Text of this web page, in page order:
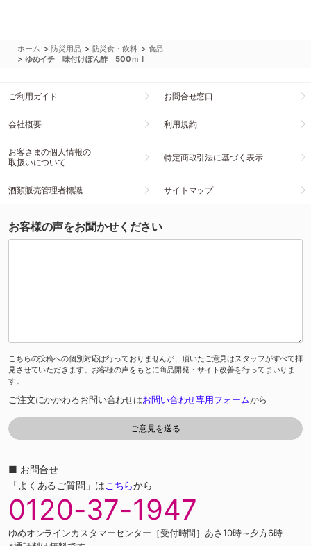
ホーム >防災用品 > 防災食・飲料 > 食品
> ゆめイチ 味付けぽん酢 500ｍｌ
ご利用ガイド お問合せ窓口
会社概要 利用規約
お客さまの個人情報の
取扱いについて
特定商取引法に基づく表示
酒類販売管理者標識 サイトマップ
お客様の声をお聞かせください
こちらの投稿への個別対応は行っておりませんが、頂いたご意見はスタッフがすべて拝
見させていただきます。お客様の声をもとに商品開発・サイト改善を行ってまいりま
す。
ご注文にかかわるお問い合わせはお問い合わせ専用フォームから
■ お問合せ
「よくあるご質問」はこちらから
0120-37-1947
ゆめオンラインカスタマーセンター［受付時間］あさ10時～夕方6時